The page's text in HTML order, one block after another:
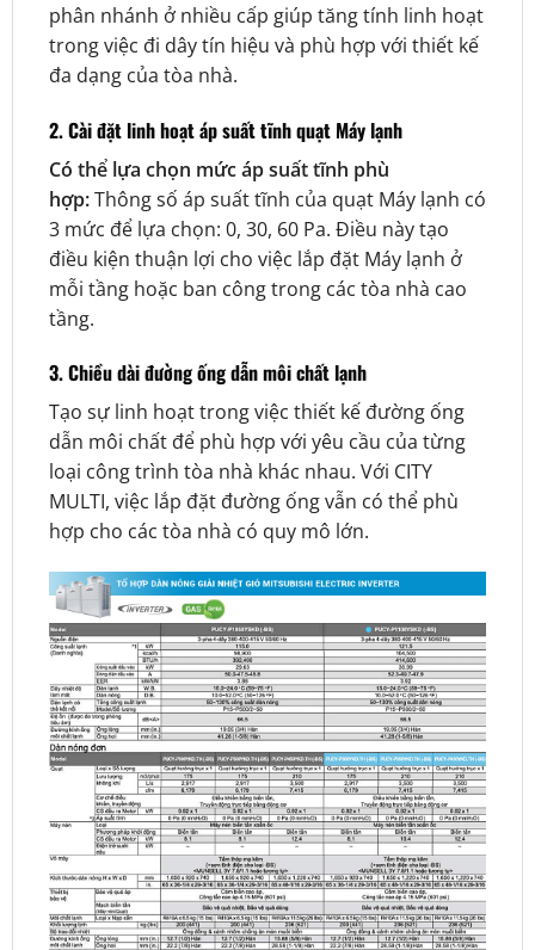
phân nhánh ở nhiều cấp giúp tăng tính linh hoạt
trong việc đi dây tín hiệu và phù hợp với thiết kế
đa dạng của tòa nhà.
2. Cài đặt linh hoạt áp suất tĩnh quạt Máy lạnh
Có thể lựa chọn mức áp suất tĩnh phù
hợp:Thông số áp suất tĩnh của quạt Máy lạnh có
3 mức để lựa chọn: 0, 30, 60 Pa. Điều này tạo
điều kiện thuận lợi cho việc lắp đặt Máy lạnh ở
mỗi tầng hoặc ban công trong các tòa nhà cao
tầng.
3. Chiều dài đường ống dẫn môi chất lạnh
Tạo sự linh hoạt trong việc thiết kế đường ống
dẫn môi chất để phù hợp với yêu cầu của từng
loại công trình tòa nhà khác nhau. Với CITY
MULTI, việc lắp đặt đường ống vẫn có thể phù
hợp cho các tòa nhà có quy mô lớn.